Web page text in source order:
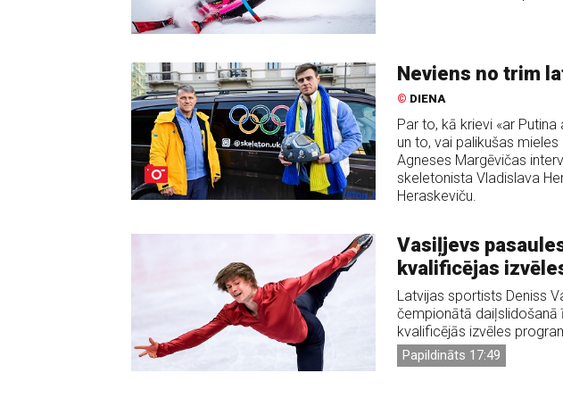
Neviens no trim
© DIENA
Par to, kā krievi «ar
un to, vai palikušas
Agneses Margēvičas
skeletonista Vladislava
Heraskeviču.
Vasiļjevs
kvalificējas
Latvijas sportists Deniss
čempionātā daiļslidošanā
kvalificējās izvēles
Papildināts 17:49